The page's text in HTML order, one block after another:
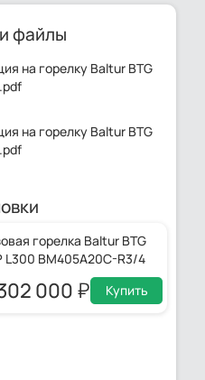
файлы
на горелку Baltur BTG
на горелку Baltur BTG
горелка Baltur BTG
L300 BM405A20C-R3/4
000 Купить